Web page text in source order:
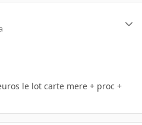
le lot carte mere + proc +